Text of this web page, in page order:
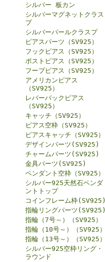
シルバー 板カン
シルバーマグネットクラス
プ
シルバーパールクラスプ
ピアスパーツ（SV925）
フックピアス（SV925）
ポストピアス（SV925）
フープピアス（SV925）
アメリカンピアス
（SV925）
レバーバックピアス
（SV925）
キャッチ（SV925）
ピアス空枠（SV925）
ピアスキャッチ（SV925）
デザインパーツ(SV925)
チャームパーツ(SV925)
金具パーツ(SV925)
ペンダント空枠（SV925）
シルバー925天然石ペンダ
ントトップ
コインフレーム枠(SV925)
指輪リングパーツ(SV925)
指輪（7号～）（SV925）
指輪（10号～）（SV925）
指輪（13号～）（SV925）
シルバー925空枠リング・
ラウンド